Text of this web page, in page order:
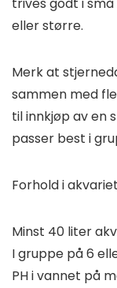
trives godt i
eller større.
Merk at
sammen med
til innkjøp av en
passer best i
Forhold i
Minst 40 liter
I gruppe på 6
PH i vannet på